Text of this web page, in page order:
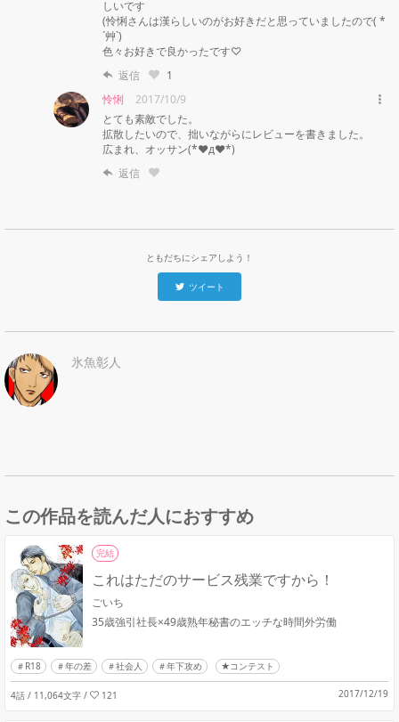
しいです
(怜悧さんは漢らしいのがお好きだと思っていましたので( *
´艸`)
色々お好きで良かったです♡
返信
1
怜悧
2017/10/9
とても素敵でした。
拡散したいので、拙いながらにレビューを書きました。
広まれ、オッサン(*♥д♥*)
返信
ともだちにシェアしよう！
ツイート
氷魚彰人
この作品を読んだ人におすすめ
完結
これはただのサービス残業ですから！
ごいち
35歳強引社長×49歳熟年秘書のエッチな時間外労働
R18 年の差 社会人 年下攻め ★コンテスト
4話 / 11,064文字 / 121 2017/12/19